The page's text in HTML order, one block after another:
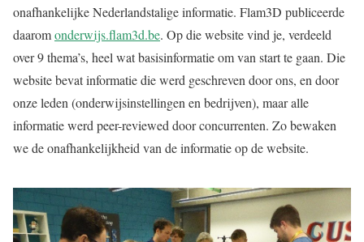
onafhankelijke Nederlandstalige informatie. Flam3D publiceerde
daaromonderwijs.flam3d.be. Op die website vind je, verdeeld
over 9 thema’s, heel wat basisinformatie om van start te gaan. Die
website bevat informatie die werd geschreven door ons, en door
onze leden (onderwijsinstellingen en bedrijven), maar alle
informatie werd peer-reviewed door concurrenten. Zo bewaken
we de onafhankelijkheid van de informatie op de website.